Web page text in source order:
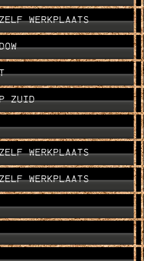
WERKPLAATS
ZUID
WERKPLAATS
WERKPLAATS